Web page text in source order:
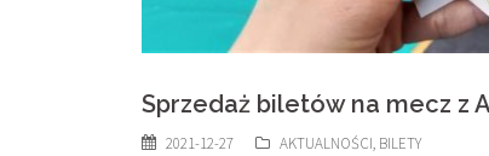
Sprzedaż biletów na mecz z
2021-12-27 AKTUALNOŚCI, BILETY